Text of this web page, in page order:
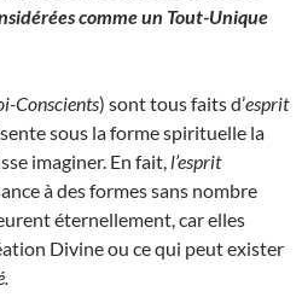
comme un Tout-Unique
Conscients) sont tous faits d’esprit
sous la forme spirituelle la
imaginer. En fait, l’esprit
à des formes sans nombre
éternellement, car elles
Divine ou ce qui peut exister